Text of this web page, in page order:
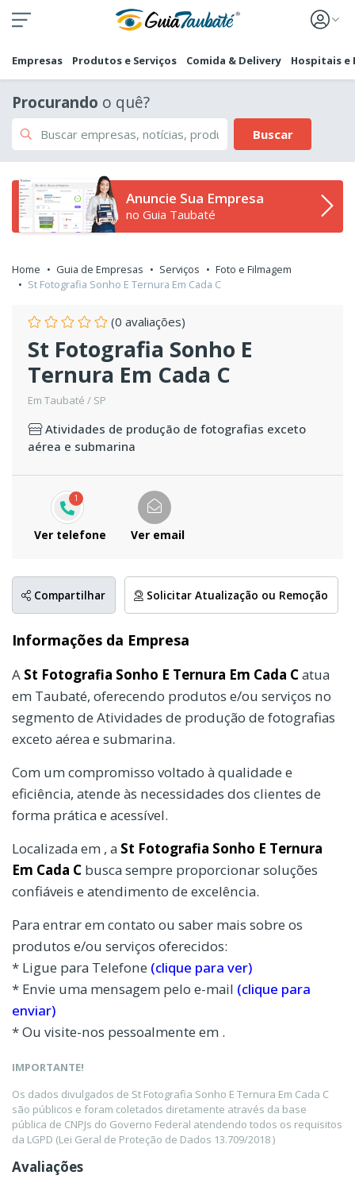
Empresas Produtos e Serviços Comida & Delivery Hospitais e
Procurando o quê?
Buscar
Anuncie Sua Empresa
no Guia Taubaté
Home Guia de Empresas Serviços
Foto e Filmagem
St Fotografia Sonho E Ternura Em Cada C
(0 avaliações)
St Fotografia Sonho E
Ternura Em Cada C
Em Taubaté / SP
Atividades de produção de fotografias exceto
aérea e submarina
1
Ver telefone Ver email
Compartilhar Solicitar Atualização ou Remoção
Informações da Empresa
A St Fotografia Sonho E Ternura Em Cada Catua
em Taubaté, oferecendo produtos e/ou serviços no
segmento de Atividades de produção de fotografias
exceto aérea e submarina.
Com um compromisso voltado à qualidade e
eficiência, atende às necessidades dos clientes de
forma prática e acessível.
Localizada em , a St Fotografia Sonho E Ternura
Em Cada C busca sempre proporcionar soluções
confiáveis e atendimento de excelência.
Para entrar em contato ou saber mais sobre os
produtos e/ou serviços oferecidos:
* Ligue para Telefone (clique para ver)
* Envie uma mensagem pelo e-mail (clique para
enviar)
* Ou visite-nos pessoalmente em .
IMPORTANTE!
Os dados divulgados de St Fotografia Sonho E Ternura Em Cada C
são públicos e foram coletados diretamente através da base
pública de CNPJs do Governo Federal atendendo todos os requisitos
da LGPD (Lei Geral de Proteção de Dados 13.709/2018 )
Avaliações